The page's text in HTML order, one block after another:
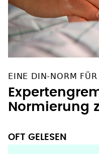
EINE DIN-NORM FÜR
Normierung
OFT GELESEN